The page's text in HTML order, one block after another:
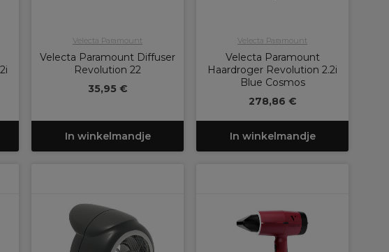
Velecta Paramount
Velecta Paramount Diffuser
Revolution 22
35,95 €
In winkelmandje
Velecta Paramount
Velecta Paramount
Haardroger Revolution 2.2i
Blue Cosmos
278,86 €
In winkelmandje